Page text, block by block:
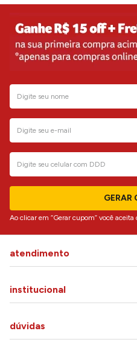
GERAR
Ao clicar em “Gerar cupom” você aceita
atendimento
institucional
dúvidas